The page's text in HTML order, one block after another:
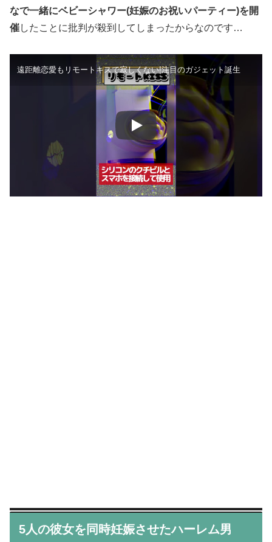
なで一緒にベビーシャワー(妊娠のお祝いパーティー)を開
催したことに批判が殺到してしまったからなのです…
遠距離恋愛もリモートキスで寂しくない!注目のガジェット誕生
5人の彼女を同時妊娠させたハーレム男